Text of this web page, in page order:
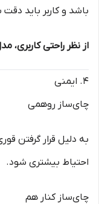
باشد و کاربر باید
از نظر راحتی کاربری،
4. ایمنی
چای‌ساز روهمی
به دلیل قرار گرفتن
احتیاط بیشتری شود.
چای‌ساز کنار هم